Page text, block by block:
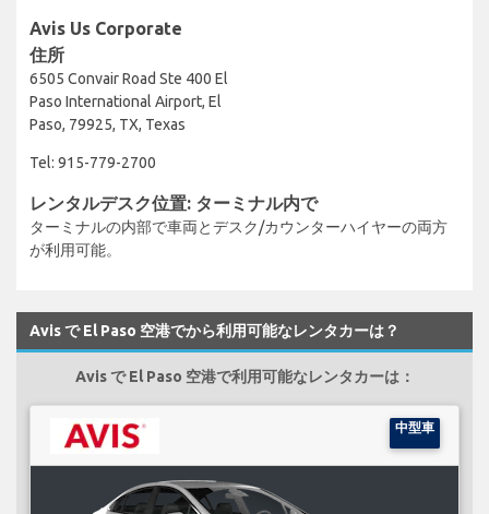
Avis Us Corporate
住所
6505 Convair Road Ste 400 El
Paso International Airport, El
Paso, 79925, TX, Texas
Tel: 915-779-2700
レンタルデスク位置: ターミナル内で
ターミナルの内部で車両とデスク/カウンターハイヤーの両方
が利用可能。
Avis で El Paso 空港でから利用可能なレンタカーは？
Avis で El Paso 空港で利用可能なレンタカーは：
中型車